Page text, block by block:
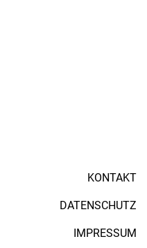
KONTAKT
DATENSCHUTZ
IMPRESSUM